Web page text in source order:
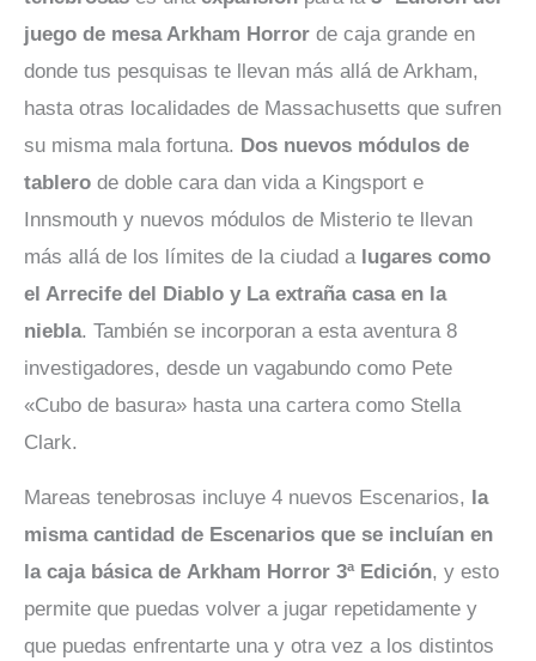
juego de mesa Arkham Horror de caja grande en
donde tus pesquisas te llevan más allá de Arkham,
hasta otras localidades de Massachusetts que sufren
su misma mala fortuna. Dos nuevos módulos de
tablero de doble cara dan vida a Kingsport e
Innsmouth y nuevos módulos de Misterio te llevan
más allá de los límites de la ciudad a lugares como
el Arrecife del Diablo y La extraña casa en la
niebla. También se incorporan a esta aventura 8
investigadores, desde un vagabundo como Pete
«Cubo de basura» hasta una cartera como Stella
Clark.
Mareas tenebrosas incluye 4 nuevos Escenarios, la
misma cantidad de Escenarios que se incluían en
la caja básica de Arkham Horror 3ª Edición, y esto
permite que puedas volver a jugar repetidamente y
que puedas enfrentarte una y otra vez a los distintos